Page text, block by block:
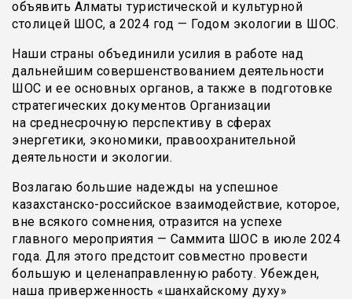
объявить Алматы туристической и культурной
столицей ШОС, а 2024 год — Годом экологии в ШОС.
Наши страны объединили усилия в работе над
дальнейшим совершенствованием деятельности
ШОС и ее основных органов, а также в подготовке
стратегических документов Организации
на среднесрочную перспективу в сферах
энергетики, экономики, правоохранительной
деятельности и экологии.
Возлагаю большие надежды на успешное
казахстанско-российское взаимодействие, которое,
вне всякого сомнения, отразится на успехе
главного мероприятия — Саммита ШОС в июле 2024
года. Для этого предстоит совместно провести
большую и целенаправленную работу. Убежден,
наша приверженность «шанхайскому духу»